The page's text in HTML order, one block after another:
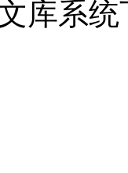
库系统